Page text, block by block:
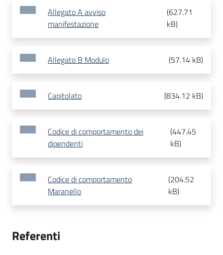
Allegato A avviso
manifestazione
(627.71
kB)
Allegato B Modulo (57.14 kB)
Capitolato (834.12 kB)
Codice di comportamento dei
dipendenti
(447.45
kB)
Codice di comportamento
Maranello
(204.52
kB)
Referenti